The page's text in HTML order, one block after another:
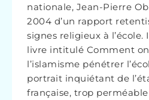
nationale, Jean-Pierre
2004 d’un rapport
signes religieux à
livre intitulé Comment
l’islamisme pénétrer
portrait inquiétant de
française, trop